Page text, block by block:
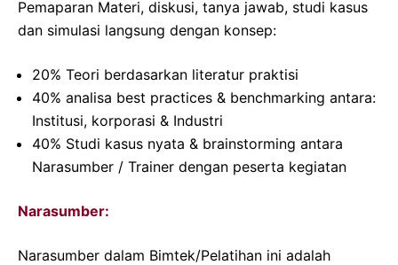
Pemaparan Materi, diskusi, tanya jawab, studi kasus
dan simulasi langsung dengan konsep:
20% Teori berdasarkan literatur praktisi
40% analisa best practices & benchmarking antara:
Institusi, korporasi & Industri
40% Studi kasus nyata & brainstorming antara
Narasumber / Trainer dengan peserta kegiatan
Narasumber:
Narasumber dalam Bimtek/Pelatihan ini adalah